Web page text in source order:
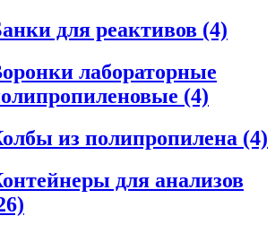
для реактивов (4)
лабораторные
(4)
из полипропилена (4)
для анализов